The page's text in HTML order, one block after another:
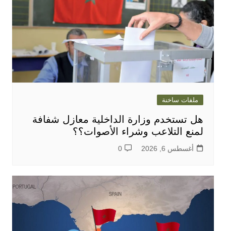
ملفات ساخنة
هل تستخدم وزارة الداخلية معازل شفافة
لمنع التلاعب وشراء الأصوات؟؟
أغسطس 6, 2026 0